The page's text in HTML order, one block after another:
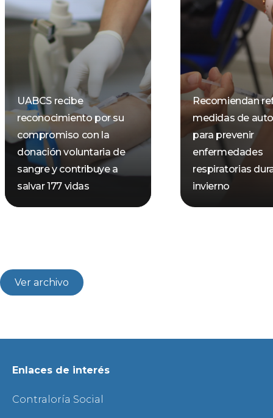
UABCS recibe
reconocimiento por su
compromiso con la
donación voluntaria de
sangre y contribuye a
salvar 177 vidas
Recomiendan
medidas de
para prevenir
enfermedades
respiratorias
invierno
Ver archivo
Enlaces de interés
Contraloría Social